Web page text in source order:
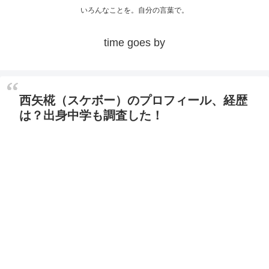
いろんなことを。自分の言葉で。
time goes by
西矢椛（スケボー）のプロフィール、経歴
は？出身中学も調査した！